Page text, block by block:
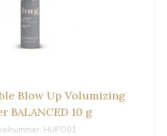
Blow Up Volumizing
BALANCED 10 g
HUPO01